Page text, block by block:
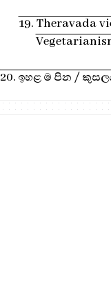
19. Theravada
20. ඉහළ ම පින /